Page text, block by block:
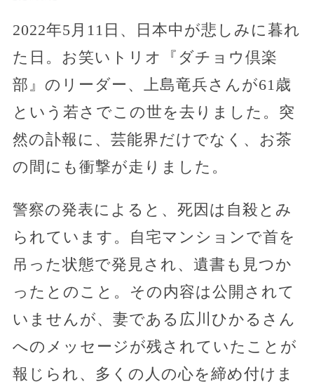
2022年5月11日、日本中が悲しみに暮れ
た日。お笑いトリオ『ダチョウ倶楽
部』のリーダー、上島竜兵さんが61歳
という若さでこの世を去りました。突
然の訃報に、芸能界だけでなく、お茶
の間にも衝撃が走りました。
警察の発表によると、死因は自殺とみ
られています。自宅マンションで首を
吊った状態で発見され、遺書も見つか
ったとのこと。その内容は公開されて
いませんが、妻である広川ひかるさん
へのメッセージが残されていたことが
報じられ、多くの人の心を締め付けま